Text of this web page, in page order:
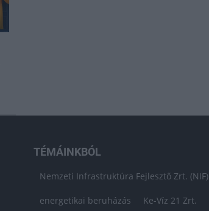
TÉMÁINKBÓL
Nemzeti Infrastruktúra Fejlesztő Zrt. (NIF)
energetikai beruházás Ke-Víz 21 Zrt.